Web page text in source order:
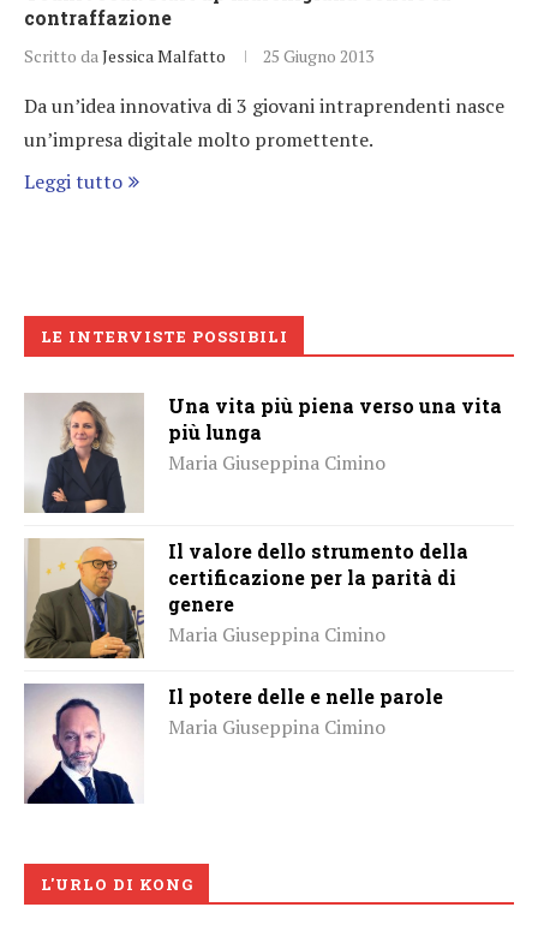
contraffazione
Scritto da Jessica Malfatto 25 Giugno 2013
Da un’idea innovativa di 3 giovani intraprendenti nasce
un’impresa digitale molto promettente.
Leggi tutto
LE INTERVISTE POSSIBILI
Una vita più piena verso una vita
più lunga
Maria Giuseppina Cimino
Il valore dello strumento della
certificazione per la parità di
genere
Maria Giuseppina Cimino
Il potere delle e nelle parole
Maria Giuseppina Cimino
L'URLO DI KONG